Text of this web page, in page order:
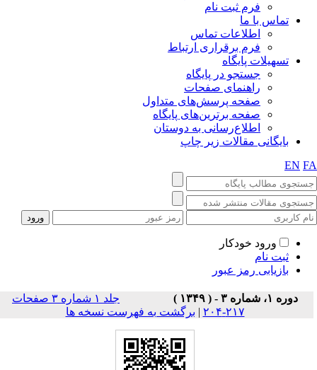
فرم ثبت نام
تماس با ما
اطلاعات تماس
فرم برقراری ارتباط
تسهیلات پایگاه
جستجو در پایگاه
راهنمای صفحات
صفحه پرسش‌های متداول
صفحه برترین‌های پایگاه
اطلاع‌رسانی به دوستان
بایگانی مقالات زیر چاپ
EN
ورود خودکار
ثبت نام
بازیابی رمز عبور
دوره ۱، شماره ۳ - ( ۱۳۴۹ )
جلد ۱ شماره ۳ صفحات
۲۱۷-۲۰۴
| برگشت به فهرست نسخه ها